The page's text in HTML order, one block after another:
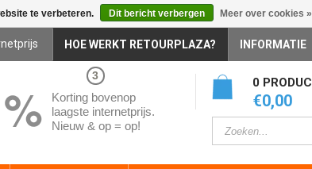
HOE WERKT RETOURPLAZA? INFORMATIE
3
Korting bovenop
laagste internetprijs.
Nieuw & op = op!
0
€0,00
te verbeteren. Dit bericht verbergen Meer over cookies »